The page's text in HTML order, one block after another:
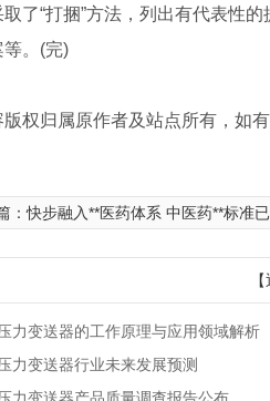
了“打捆”方法，列出有代表性的
。(完)
权归属原作者及站点所有，如
：快步融入**医药体系 中医药**标准
力变送器的工作原理与应用领域解析
力变送器行业未来发展预测